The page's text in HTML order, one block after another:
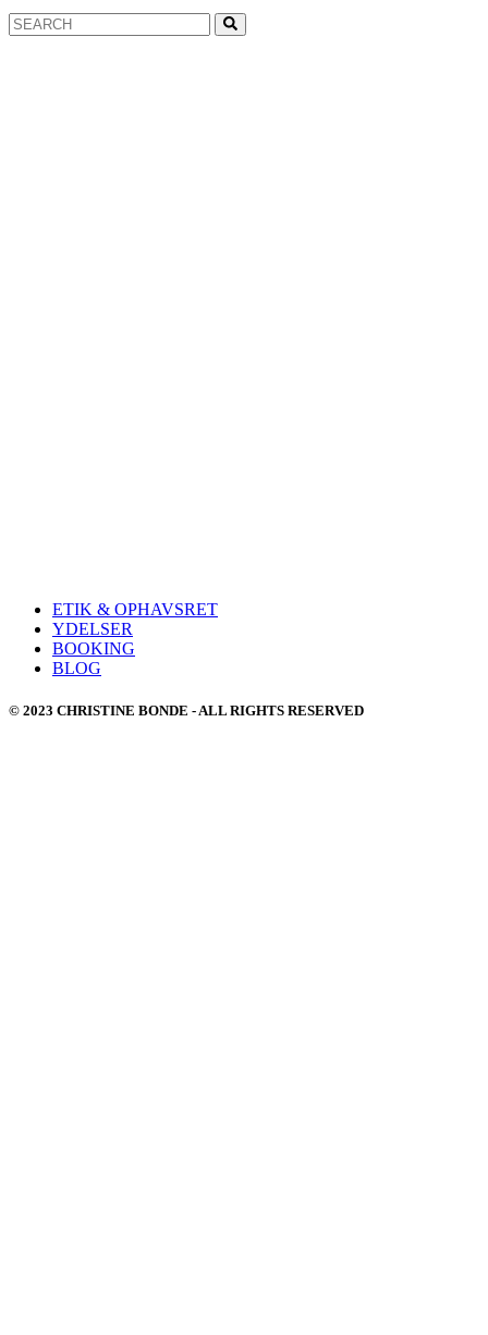
Search
for:
ETIK & OPHAVSRET
YDELSER
BOOKING
BLOG
© 2023 CHRISTINE BONDE - ALL RIGHTS RESERVED